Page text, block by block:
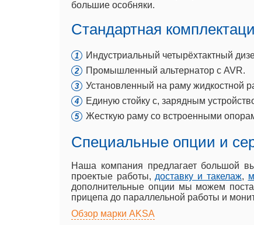
большие особняки.
Стандартная
Индустриальный четырёхтактный
Промышленный альтернатор с AVR.
Установленный на раму жидкостной
Единую стойку с, зарядным
Жесткую раму со встроенными
Специальные опции и
Наша компания предлагает большой
проектые работы, доставку и такелаж,
дополнительные опции мы можем
прицепа до параллельной работы и
Обзор марки AKSA